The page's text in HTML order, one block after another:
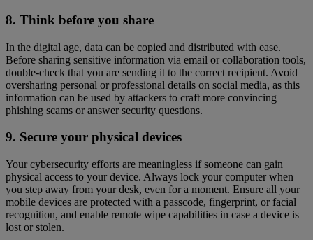
8. Think before you share
In the digital age, data can be copied and distributed with ease.
Before sharing sensitive information via email or collaboration tools,
double-check that you are sending it to the correct recipient. Avoid
oversharing personal or professional details on social media, as this
information can be used by attackers to craft more convincing
phishing scams or answer security questions.
9. Secure your physical devices
Your cybersecurity efforts are meaningless if someone can gain
physical access to your device. Always lock your computer when
you step away from your desk, even for a moment. Ensure all your
mobile devices are protected with a passcode, fingerprint, or facial
recognition, and enable remote wipe capabilities in case a device is
lost or stolen.